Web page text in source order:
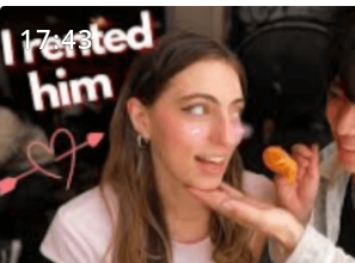
17:43